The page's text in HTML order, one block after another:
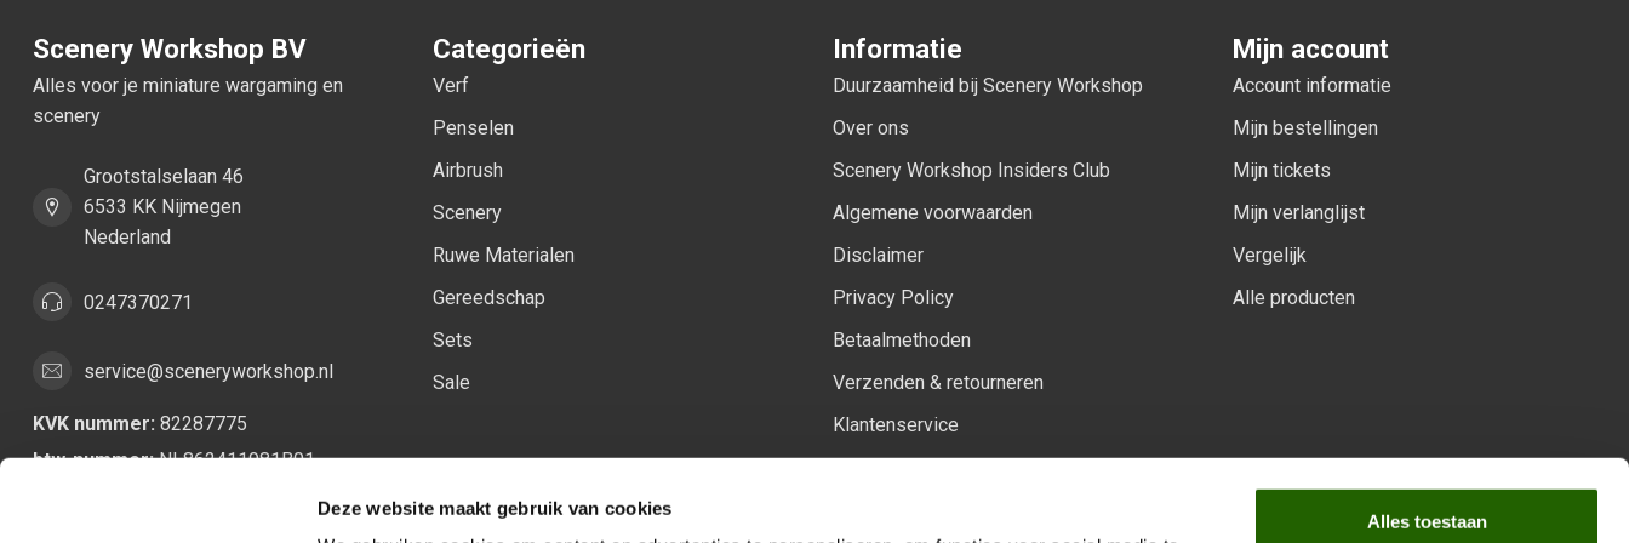
Deze website maakt gebruik van cookies
Alles toestaan
Scenery Workshop BV
Alles voor je miniature wargaming en
scenery
Grootstalselaan 46
6533 KK Nijmegen
Nederland
0247370271
service@sceneryworkshop.nl
KVK nummer: 82287775
btw-nummer:NL862411981B01
Categorieën
Verf
Penselen
Airbrush
Scenery
Ruwe Materialen
Gereedschap
Sets
Sale
Informatie
Duurzaamheid bij Scenery Workshop
Over ons
Scenery Workshop Insiders Club
Algemene voorwaarden
Disclaimer
Privacy Policy
Betaalmethoden
Verzenden & retourneren
Klantenservice
Mijn account
Account informatie
Mijn bestellingen
Mijn tickets
Mijn verlanglijst
Vergelijk
Alle producten